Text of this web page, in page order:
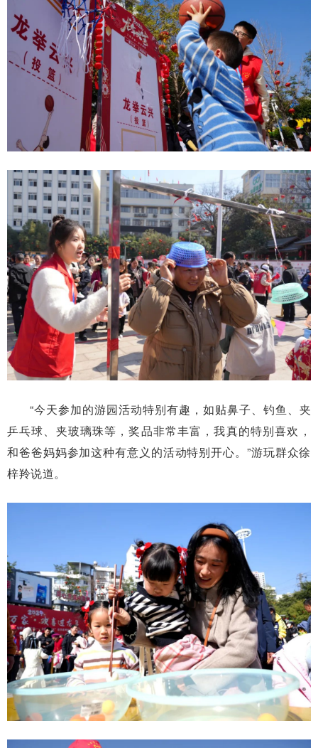
“今天参加的游园活动特别有趣，如贴鼻子、钓鱼、夹
乒乓球、夹玻璃珠等，奖品非常丰富，我真的特别喜欢，
和爸爸妈妈参加这种有意义的活动特别开心。”游玩群众徐
梓羚说道。